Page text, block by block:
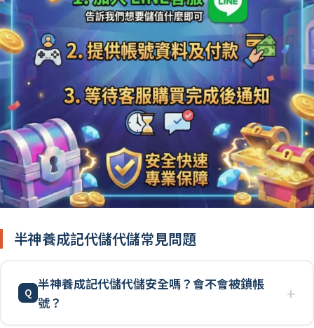
半神養成記代儲代儲常見問題
半神養成記代儲代儲安全嗎？會不會被鎖帳
號？